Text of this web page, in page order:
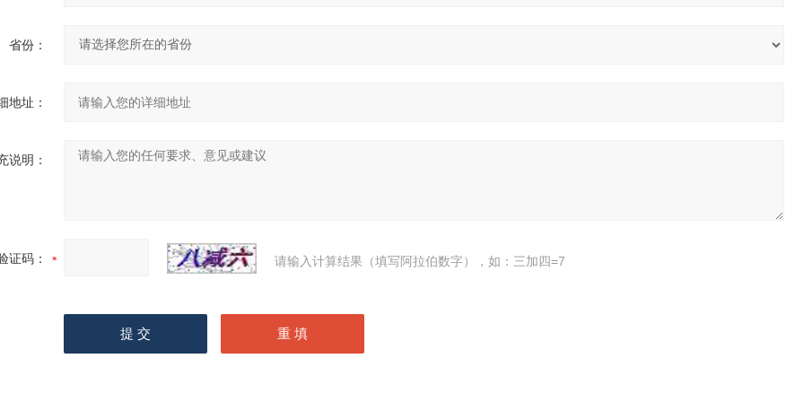
省份：
地址：
说明：
证码： 请输入计算结果（填写阿拉伯数字），如：三加四=7